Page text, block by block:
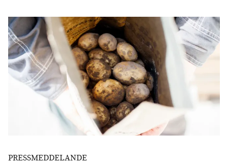
PRESSMEDDELANDE